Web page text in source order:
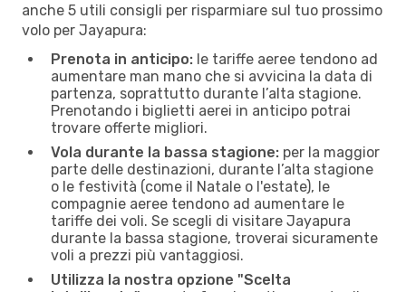
anche 5 utili consigli per risparmiare sul tuo prossimo
volo per Jayapura:
Prenota in anticipo: le tariffe aeree tendono ad
aumentare man mano che si avvicina la data di
partenza, soprattutto durante l’alta stagione.
Prenotando i biglietti aerei in anticipo potrai
trovare offerte migliori.
Vola durante la bassa stagione: per la maggior
parte delle destinazioni, durante l’alta stagione
o le festività (come il Natale o l'estate), le
compagnie aeree tendono ad aumentare le
tariffe dei voli. Se scegli di visitare Jayapura
durante la bassa stagione, troverai sicuramente
voli a prezzi più vantaggiosi.
Utilizza la nostra opzione "Scelta